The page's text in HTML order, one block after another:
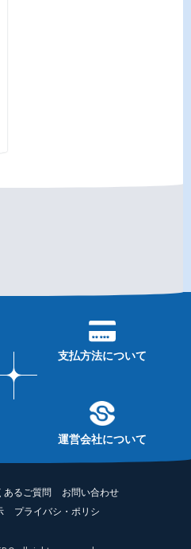
支払方法について
運営会社について
あるご質問
お問い合わせ
プライバシ・ポリシ